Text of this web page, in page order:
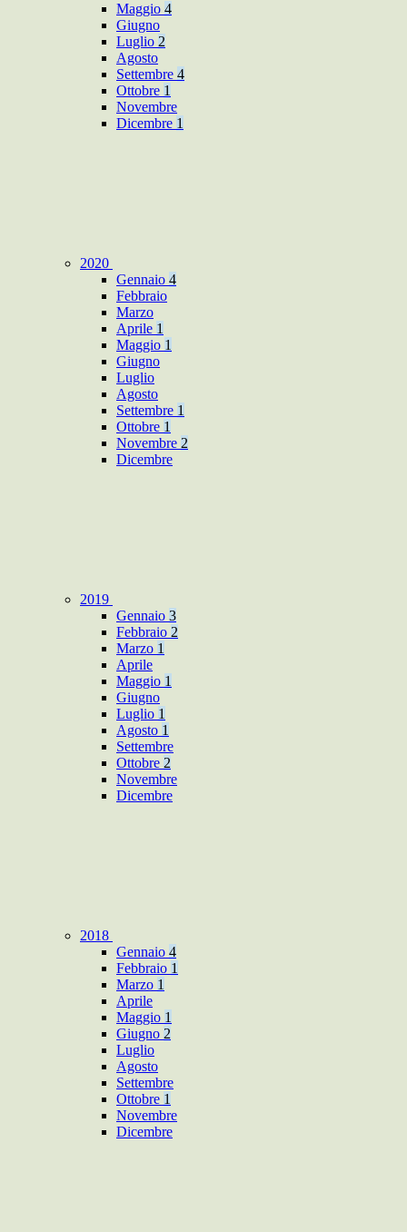
Maggio 4
Giugno
Luglio 2
Agosto
Settembre 4
Ottobre 1
Novembre
Dicembre 1
2020
Gennaio 4
Febbraio
Marzo
Aprile 1
Maggio 1
Giugno
Luglio
Agosto
Settembre 1
Ottobre 1
Novembre 2
Dicembre
2019
Gennaio 3
Febbraio 2
Marzo 1
Aprile
Maggio 1
Giugno
Luglio 1
Agosto 1
Settembre
Ottobre 2
Novembre
Dicembre
2018
Gennaio 4
Febbraio 1
Marzo 1
Aprile
Maggio 1
Giugno 2
Luglio
Agosto
Settembre
Ottobre 1
Novembre
Dicembre